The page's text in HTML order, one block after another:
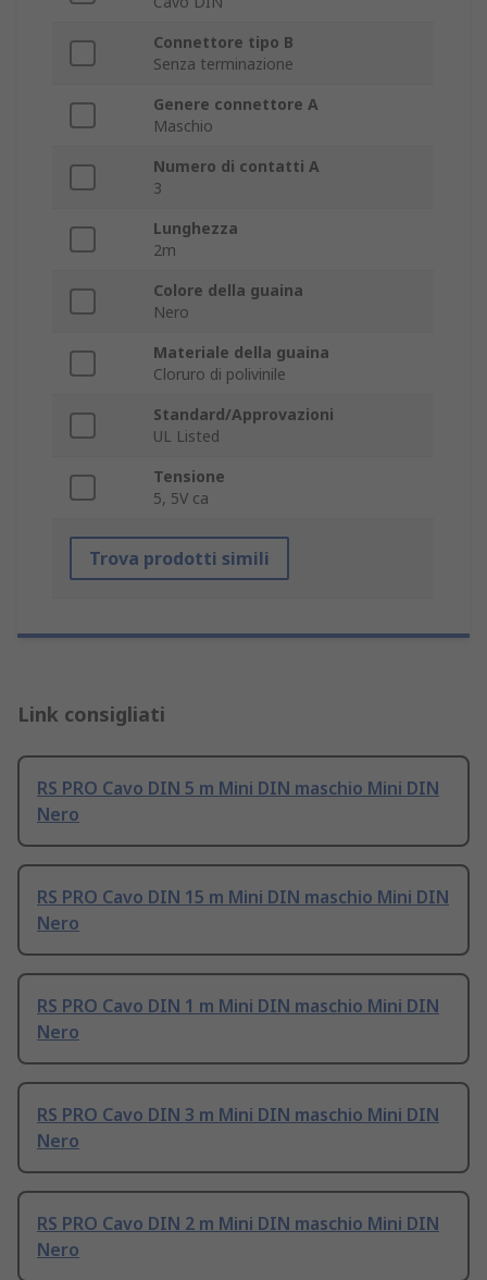
Connettore tipo B
Senza terminazione
Genere connettore A
Maschio
Numero di contatti A
3
Lunghezza
2m
Colore della guaina
Nero
Materiale della guaina
Cloruro di polivinile
Standard/Approvazioni
UL Listed
Tensione
5, 5V ca
Trova prodotti simili
Link consigliati
RS PRO Cavo DIN 5 m Mini DIN maschio Mini DIN
Nero
RS PRO Cavo DIN 15 m Mini DIN maschio Mini DIN
Nero
RS PRO Cavo DIN 1 m Mini DIN maschio Mini DIN
Nero
RS PRO Cavo DIN 3 m Mini DIN maschio Mini DIN
Nero
RS PRO Cavo DIN 2 m Mini DIN maschio Mini DIN
Nero